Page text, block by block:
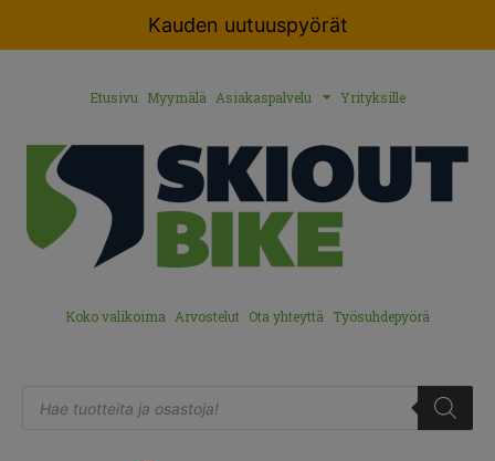
Kauden uutuuspyörät
Etusivu Myymälä Asiakaspalvelu Yrityksille
Koko valikoima Arvostelut Ota yhteyttä Työsuhdepyörä